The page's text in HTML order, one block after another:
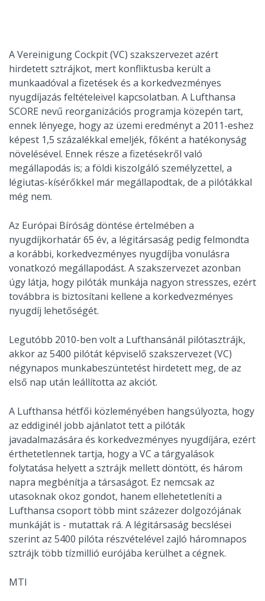
A Vereinigung Cockpit (VC) szakszervezet azért
hirdetett sztrájkot, mert konfliktusba került a
munkaadóval a fizetések és a korkedvezményes
nyugdíjazás feltételeivel kapcsolatban. A Lufthansa
SCORE nevű reorganizációs programja közepén tart,
ennek lényege, hogy az üzemi eredményt a 2011-eshez
képest 1,5 százalékkal emeljék, főként a hatékonyság
növelésével. Ennek része a fizetésekről való
megállapodás is; a földi kiszolgáló személyzettel, a
légiutas-kísérőkkel már megállapodtak, de a pilótákkal
még nem.
Az Európai Bíróság döntése értelmében a
nyugdíjkorhatár 65 év, a légitársaság pedig felmondta
a korábbi, korkedvezményes nyugdíjba vonulásra
vonatkozó megállapodást. A szakszervezet azonban
úgy látja, hogy pilóták munkája nagyon stresszes, ezért
továbbra is biztosítani kellene a korkedvezményes
nyugdíj lehetőségét.
Legutóbb 2010-ben volt a Lufthansánál pilótasztrájk,
akkor az 5400 pilótát képviselő szakszervezet (VC)
négynapos munkabeszüntetést hirdetett meg, de az
első nap után leállította az akciót.
A Lufthansa hétfői közleményében hangsúlyozta, hogy
az eddiginél jobb ajánlatot tett a pilóták
javadalmazására és korkedvezményes nyugdíjára, ezért
érthetetlennek tartja, hogy a VC a tárgyalások
folytatása helyett a sztrájk mellett döntött, és három
napra megbénítja a társaságot. Ez nemcsak az
utasoknak okoz gondot, hanem ellehetetleníti a
Lufthansa csoport több mint százezer dolgozójának
munkáját is - mutattak rá. A légitársaság becslései
szerint az 5400 pilóta részvételével zajló háromnapos
sztrájk több tízmillió eurójába kerülhet a cégnek.
MTI